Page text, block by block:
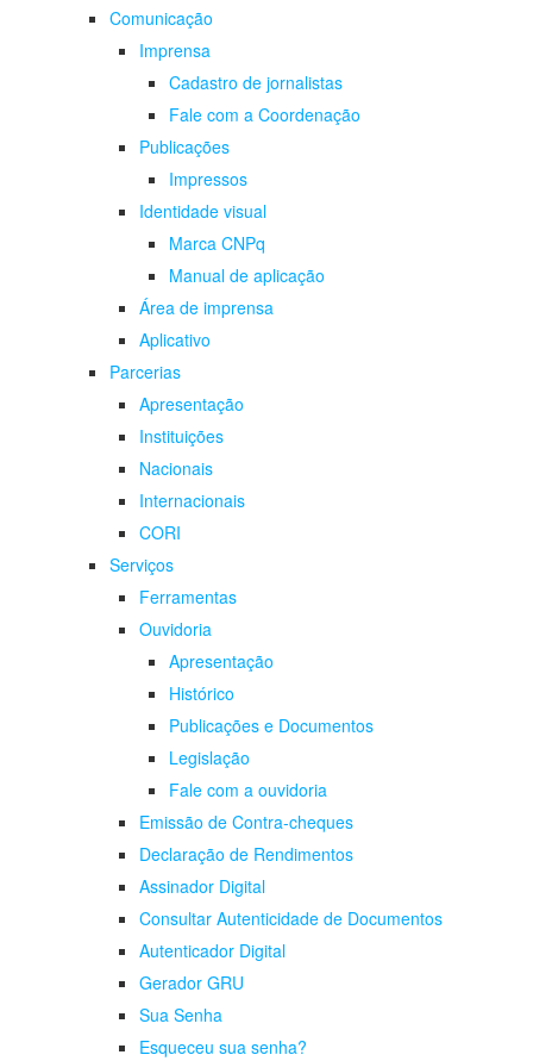
Comunicação
Imprensa
Cadastro de jornalistas
Fale com a Coordenação
Publicações
Impressos
Identidade visual
Marca CNPq
Manual de aplicação
Área de imprensa
Aplicativo
Parcerias
Apresentação
Instituições
Nacionais
Internacionais
CORI
Serviços
Ferramentas
Ouvidoria
Apresentação
Histórico
Publicações e Documentos
Legislação
Fale com a ouvidoria
Emissão de Contra-cheques
Declaração de Rendimentos
Assinador Digital
Consultar Autenticidade de Documentos
Autenticador Digital
Gerador GRU
Sua Senha
Esqueceu sua senha?